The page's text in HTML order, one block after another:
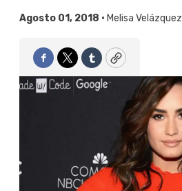
Agosto 01, 2018 • Melisa Velázquez
Facebook
TwitterTumblrCopy